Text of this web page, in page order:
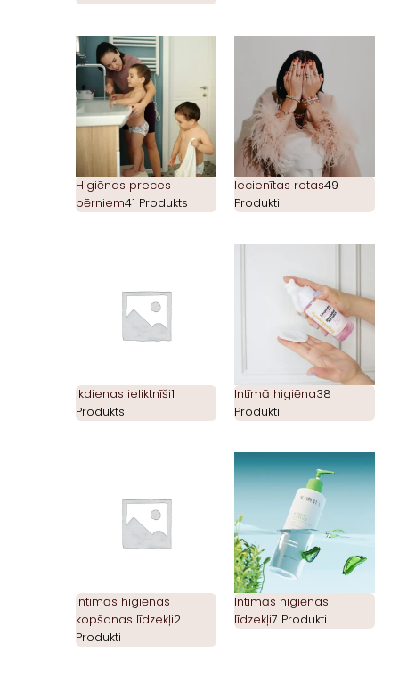
Higiēnas preces
bērniem41 Produkts
Iecienītas rotas49
Produkti
Ikdienas ieliktnīši1
Produkts
Intīmā higiēna38
Produkti
Intīmās higiēnas
kopšanas līdzekļi2
Produkti
Intīmās higiēnas
līdzekļi7 Produkti